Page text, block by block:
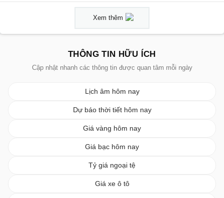
Xem thêm
THÔNG TIN HỮU ÍCH
Cập nhật nhanh các thông tin được quan tâm mỗi ngày
Lịch âm hôm nay
Dự báo thời tiết hôm nay
Giá vàng hôm nay
Giá bạc hôm nay
Tỷ giá ngoại tệ
Giá xe ô tô